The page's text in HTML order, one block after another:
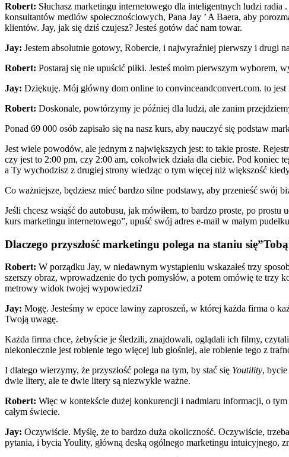
Robert: Słuchasz marketingu internetowego dla inteligentnych ludzi
konsultantów mediów społecznościowych, Pana Jay ’ A Baera, aby
klientów. Jay, jak się dziś czujesz? Jesteś gotów dać nam towar.
Jay: Jestem absolutnie gotowy, Robercie, i najwyraźniej pierwszy i drugi
Robert: Postaraj się nie upuścić piłki. Jesteś moim pierwszym wyborem,
Jay: Dziękuję. Mój główny dom online to convinceandconvert.com. to
Robert: Doskonale, powtórzymy je później dla ludzi, ale zanim
Ponad 69 000 osób zapisało się na nasz kurs, aby nauczyć się podstaw
Jest wiele powodów, ale jednym z największych jest: to takie proste.
czy jest to 2:00 pm, czy 2:00 am, cokolwiek działa dla ciebie. Pod koniec
a Ty wychodzisz z drugiej strony wiedząc o tym więcej niż większość
Co ważniejsze, będziesz mieć bardzo silne podstawy, aby przenieść swój
Jeśli chcesz wsiąść do autobusu, jak mówiłem, to bardzo proste, po
kurs marketingu internetowego”, upuść swój adres e-mail w małym
Dlaczego przyszłość marketingu polega na staniu
Robert: W porządku Jay, w niedawnym wystąpieniu wskazałeś trzy
szerszy obraz, wprowadzenie do tych pomysłów, a potem omówię te trzy
metrowy widok twojej wypowiedzi?
Jay: Mogę. Jesteśmy w epoce lawiny zaproszeń, w której każda firma o
Twoją uwagę.
Każda firma chce, żebyście je śledzili, znajdowali, oglądali ich filmy,
niekoniecznie jest robienie tego więcej lub głośniej, ale robienie tego z
I dlatego wierzymy, że przyszłość polega na tym, by stać się Youtility,
dwie litery, ale te dwie litery są niezwykle ważne.
Robert: Więc w kontekście dużej konkurencji i nadmiaru informacji, o
całym świecie.
Jay: Oczywiście. Myślę, że to bardzo duża okoliczność. Oczywiście,
pytania, i bycia Youlity, główną deską ogólnego marketingu intuicyjnego,